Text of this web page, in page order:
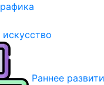
Раннее